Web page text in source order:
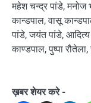
महेश चन्द्र पांडे, मनोज
कान्डपाल, वासू
पांडे, जयंत पांडे, आदित्य
काण्डपाल, पुष्पा
ख़बर शेयर करे -